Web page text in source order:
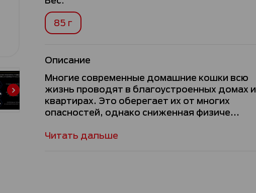
85 г
Описание
Многие современные домашние кошки всю
жизнь проводят в благоустроенных домах и
квартирах. Это оберегает их от многих
опасностей, однако сниженная физиче...
Читать дальше